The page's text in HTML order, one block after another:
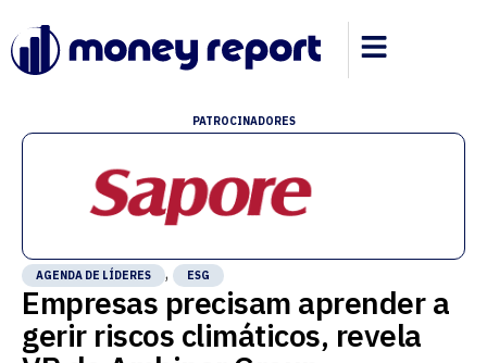
PATROCINADORES
AGENDA DE LÍDERES , ESG
Empresas precisam aprender a
gerir riscos climáticos, revela